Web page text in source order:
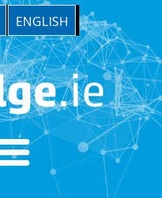
ENGLISH